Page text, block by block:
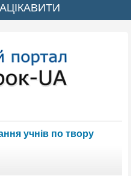
учнів по твору